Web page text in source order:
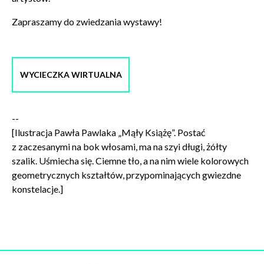
Wyrażam zgodę na przetwarzanie danych osobowych
Kultury ZAMEK z siedzibą w Poznaniu. Zapoznałem/am
się z informacjami dotyczącymi przetwarzania danych
Zapraszamy do zwiedzania wystawy!
WYCIECZKA WIRTUALNA
--
[Ilustracja Pawła Pawlaka „Mąły Książę”. Postać
z zaczesanymi na bok włosami, ma na szyi długi, żółty
szalik. Uśmiecha się. Ciemne tło, a na nim wiele kolorowych
geometrycznych kształtów, przypominających gwiezdne
konstelacje.]